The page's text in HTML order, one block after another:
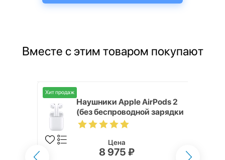
Вместе с этим товаром покупают
Хит продаж
Наушники Apple AirPods 2
(без беспроводной зарядки
кейса)
Цена
8 975 ₽